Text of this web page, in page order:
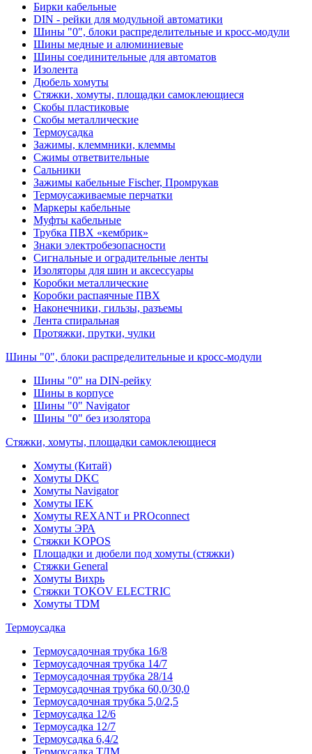
Бирки кабельные
DIN - рейки для модульной автоматики
Шины "0", блоки распределительные и кросс-модули
Шины медные и алюминиевые
Шины соединительные для автоматов
Изолента
Дюбель хомуты
Стяжки, хомуты, площадки самоклеющиеся
Скобы пластиковые
Скобы металлические
Термоусадка
Зажимы, клеммники, клеммы
Сжимы ответвительные
Сальники
Зажимы кабельные Fischer, Промрукав
Термоусаживаемые перчатки
Маркеры кабельные
Муфты кабельные
Трубка ПВХ «кембрик»
Знаки электробезопасности
Сигнальные и оградительные ленты
Изоляторы для шин и аксессуары
Коробки металлические
Коробки распаячные ПВХ
Наконечники, гильзы, разъемы
Лента спиральная
Протяжки, прутки, чулки
Шины "0", блоки распределительные и кросс-модули
Шины "0" на DIN-рейку
Шины в корпусе
Шины "0" Navigator
Шины "0" без изолятора
Стяжки, хомуты, площадки самоклеющиеся
Хомуты (Китай)
Хомуты DKC
Хомуты Navigator
Хомуты IEK
Хомуты REXANT и PROconnect
Хомуты ЭРА
Стяжки KOPOS
Площадки и дюбели под хомуты (стяжки)
Стяжки General
Хомуты Вихрь
Стяжки TOKOV ELECTRIC
Хомуты TDM
Термоусадка
Термоусадочная трубка 16/8
Термоусадочная трубка 14/7
Термоусадочная трубка 28/14
Термоусадочная трубка 60,0/30,0
Термоусадочная трубка 5,0/2,5
Термоусадка 12/6
Термоусадка 12/7
Термоусадка 6,4/2
Термоусадка ТДМ